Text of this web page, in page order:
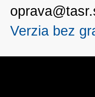
Verzia bez